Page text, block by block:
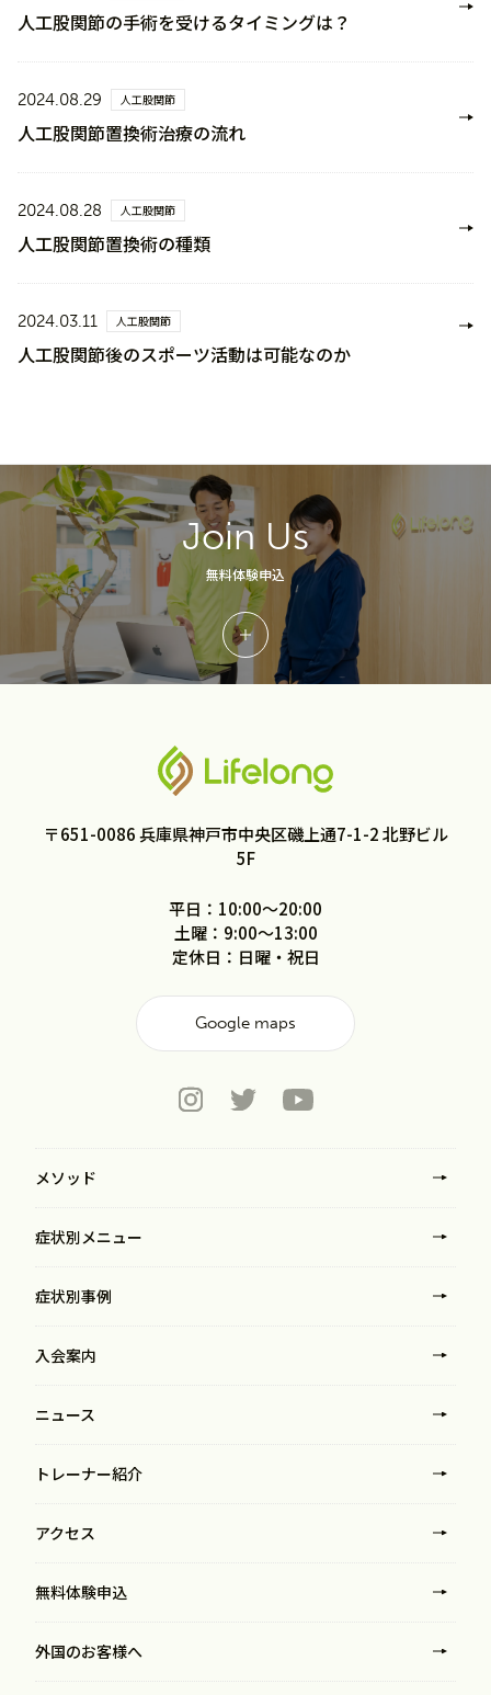
人工股関節の手術を受けるタイミングは？
2024.08.29 人工股関節
人工股関節置換術治療の流れ
2024.08.28 人工股関節
人工股関節置換術の種類
2024.03.11 人工股関節
人工股関節後のスポーツ活動は可能なのか
Join Us
無料体験申込
〒651-0086兵庫県神戸市中央区磯上通7-1-2北野ビル
5F
平日：10:00〜20:00
土曜：9:00〜13:00
定休日：日曜・祝日
Google maps
メソッド
症状別メニュー
症状別事例
入会案内
ニュース
トレーナー紹介
アクセス
無料体験申込
外国のお客様へ